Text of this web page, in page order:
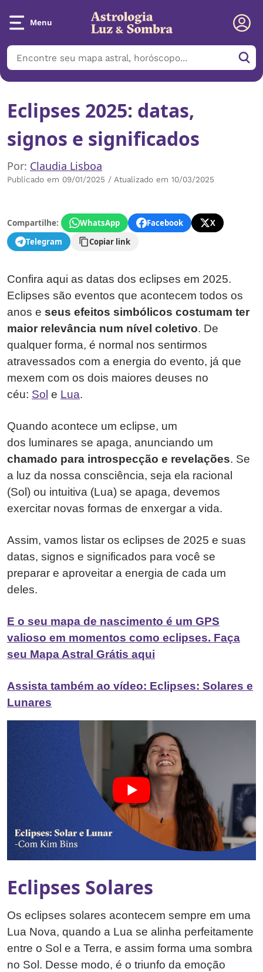
Menu
Eclipses 2025: datas,
signos e significados
Por: Claudia Lisboa
Publicado em 09/01/2025 / Atualizado em 10/03/2025
Compartilhe: WhatsApp Facebook
X
Telegram
Copiar link
Confira aqui as datas dos eclipses em 2025.
Eclipses são eventos que acontecem todos os
anos e seus efeitos simbólicos costumam ter
maior relevância num nível coletivo. De
qualquer forma, é normal nos sentirmos
atravessados com a energia do evento, já que
mexem com os dois maiores deuses no
céu: Sol e Lua.
Quando acontece um eclipse, um
dos luminares se apaga, anunciando um
chamado para introspecção e revelações. Se
a luz da nossa consciência, seja ela racional
(Sol) ou intuitiva (Lua) se apaga, devemos
exercitar novas formas de enxergar a vida.
Assim, vamos listar os eclipses de 2025 e suas
datas, signos e significados para você se
preparar e aproveitar a energia de cada um
deles.
E o seu mapa de nascimento é um GPS
valioso em momentos como eclipses. Faça
seu Mapa Astral Grátis aqui
Assista também ao vídeo: Eclipses: Solares e
Lunares
Eclipses Solares
Os eclipses solares acontecem sempre em uma
Lua Nova, quando a Lua se alinha perfeitamente
entre o Sol e a Terra, e assim forma uma sombra
no Sol. Desse modo, é o triunfo da emoção